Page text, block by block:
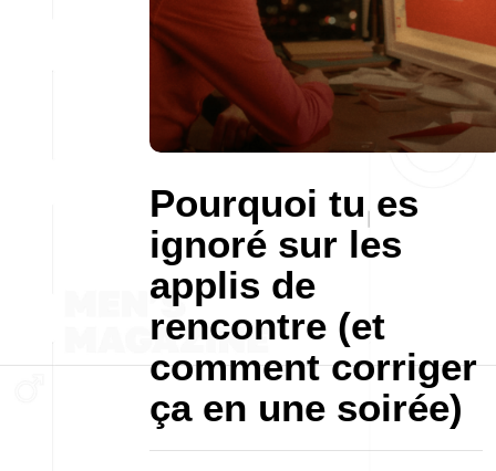
Pourquoi tu es
ignoré sur les
applis de
rencontre (et
comment corriger
ça en une soirée)